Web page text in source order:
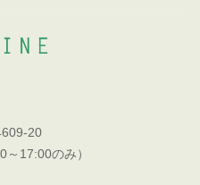
20
～17:00のみ）